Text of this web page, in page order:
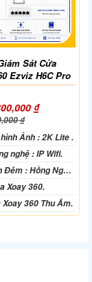
Sát Cửa
Ezviz H6C Pro
₫
₫
hình Ảnh :2K Lite .
⚒ Camera Công nghệ :IP Wifi.
🔅 Tầm Xa Ban Đêm :Hồng Ngoại
Smart IR.
Xoay 360.
:Xoay 360 Thu Âm.